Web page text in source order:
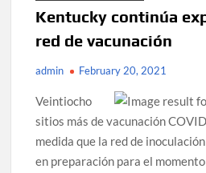
Kentucky continúa
red de vacunación
admin February 20, 2021
Veintiocho
sitios más de vacunación
medida que la red de
en preparación para el